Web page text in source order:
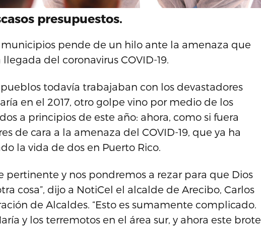
presupuestos.
pende de un hilo ante la amenaza que
del coronavirus COVID-19.
todavía trabajaban con los devastadores
en el 2017, otro golpe vino por medio de los
a principios de este año: ahora, como si fuera
de cara a la amenaza del COVID-19, que ya ha
la vida de dos en Puerto Rico.
pertinente y nos pondremos a rezar para que Dios
cosa”, dijo a NotiCel el alcalde de Arecibo, Carlos
de Alcaldes. “Esto es sumamente complicado.
y los terremotos en el área sur, y ahora este brote